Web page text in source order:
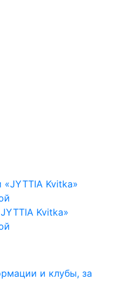
Kvitka»